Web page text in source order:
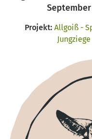
Projekt: Allgoiß -